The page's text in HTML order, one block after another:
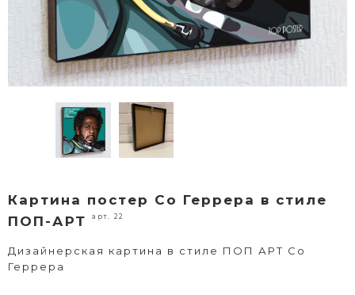
Картина постер Со Геррера в стиле
ПОП-АРТ
арт. 22
Дизайнерская картина в стиле ПОП АРТ Со
Геррера